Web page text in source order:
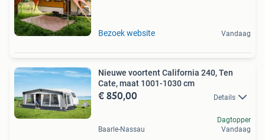
Bezoek website Vandaag
Nieuwe voortent California 240, Ten
Cate, maat 1001-1030 cm
€ 850,00 Details
Baarle-Nassau
Dagtopper
Vandaag